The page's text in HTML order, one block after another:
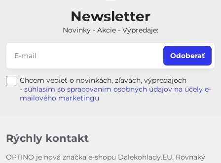
Newsletter
Novinky - Akcie - Výpredaje:
Odoberať
Chcem vedieť o novinkách, zľavách, výpredajoch
- súhlasím so spracovaním osobných údajov na účely e-
mailového marketingu
Rýchly kontakt
OPTINO je nová značka e-shopu Dalekohlady.EU. Rovnaký